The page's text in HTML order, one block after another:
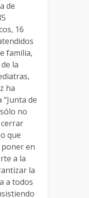
de
16
familia,
la
ha
de
no
que
en
a la
la
a todos